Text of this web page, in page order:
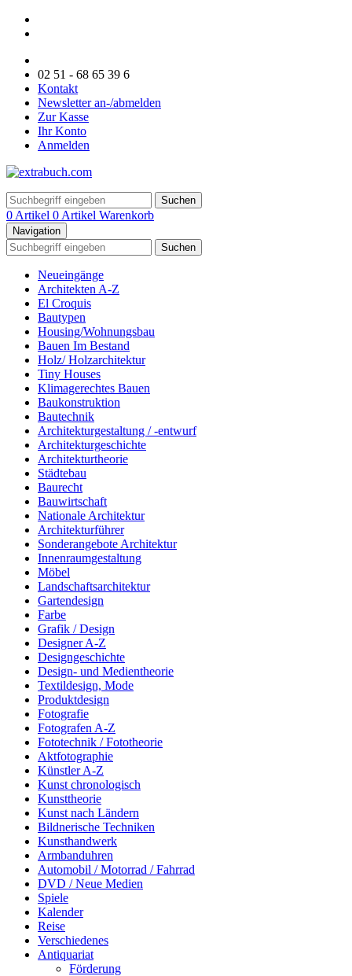
02 51 - 68 65 39 6
Kontakt
Newsletter an-/abmelden
Zur Kasse
Ihr Konto
Anmelden
Suchen
0 Artikel 0 Artikel Warenkorb
Navigation
Suchen
Neueingänge
Architekten A-Z
El Croquis
Bautypen
Housing/Wohnungsbau
Bauen Im Bestand
Holz/ Holzarchitektur
Tiny Houses
Klimagerechtes Bauen
Baukonstruktion
Bautechnik
Architekturgestaltung / -entwurf
Architekturgeschichte
Architekturtheorie
Städtebau
Baurecht
Bauwirtschaft
Nationale Architektur
Architekturführer
Sonderangebote Architektur
Innenraumgestaltung
Möbel
Landschaftsarchitektur
Gartendesign
Farbe
Grafik / Design
Designer A-Z
Designgeschichte
Design- und Medientheorie
Textildesign, Mode
Produktdesign
Fotografie
Fotografen A-Z
Fototechnik / Fototheorie
Aktfotographie
Künstler A-Z
Kunst chronologisch
Kunsttheorie
Kunst nach Ländern
Bildnerische Techniken
Kunsthandwerk
Armbanduhren
Automobil / Motorrad / Fahrrad
DVD / Neue Medien
Spiele
Kalender
Reise
Verschiedenes
Antiquariat
Förderung